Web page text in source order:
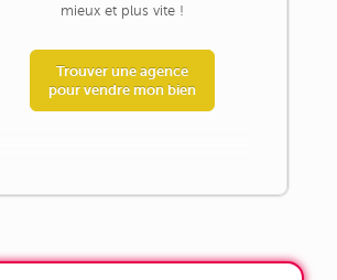
mieux et plus vite !
Trouver une agence
pour vendre mon bien